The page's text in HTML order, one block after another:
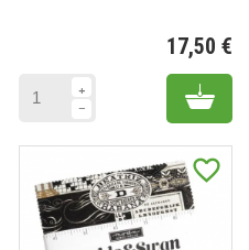
cart
17,50 €
Add
favorite_border